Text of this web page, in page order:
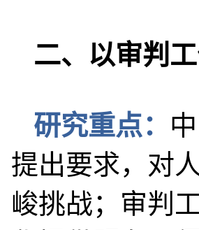
二、以审判
研究重点：
提出要求，对
峻挑战；审判